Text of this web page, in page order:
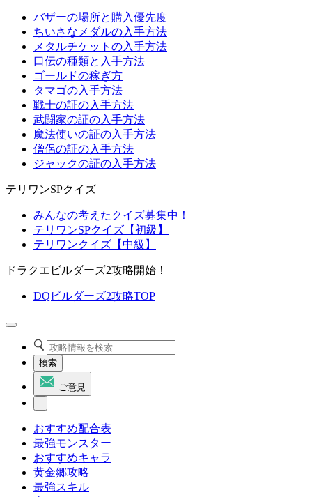
バザーの場所と購入優先度
ちいさなメダルの入手方法
メタルチケットの入手方法
口伝の種類と入手方法
ゴールドの稼ぎ方
タマゴの入手方法
戦士の証の入手方法
武闘家の証の入手方法
魔法使いの証の入手方法
僧侶の証の入手方法
ジャックの証の入手方法
テリワンSPクイズ
みんなの考えたクイズ募集中！
テリワンSPクイズ【初級】
テリワンクイズ【中級】
ドラクエビルダーズ2攻略開始！
DQビルダーズ2攻略TOP
検索
ご意見
おすすめ配合表
最強モンスター
おすすめキャラ
黄金郷攻略
最強スキル